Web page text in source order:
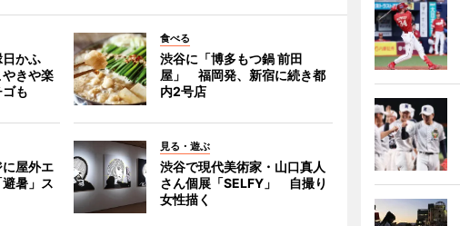
かふ
きや楽
も
食べる
渋谷に「博多もつ鍋 前田
屋」 福岡発、新宿に続き都
内2号店
屋外エ
暑」ス
見る・遊ぶ
渋谷で現代美術家・山口真人
さん個展「SELFY」 自撮り
女性描く